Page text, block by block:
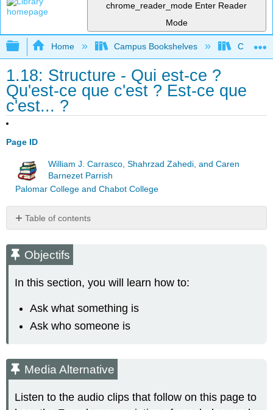
chrome_reader_mode Enter Reader
Mode
Expand/collapse global hierarchy
Home Campus Bookshelves Chabot
1.18: Structure - Qui est-ce ?
Qu'est-ce que c'est ? Est-ce que
c'est... ?
Page ID
William J. Carrasco, Shahrzad Zahedi, and Caren
Barnezet Parrish
Palomar College and Chabot College
Table of contents
Media
Alternative
étudie
Langue
Ça
Objectifs
In this section, you will learn how to:
Ask what something is
Ask who someone is
Media Alternative
Listen to the audio clips that follow on this page to